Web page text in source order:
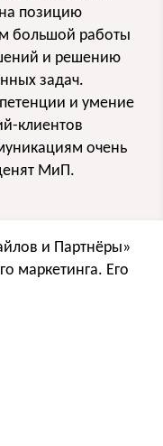
позицию
большой работы
и решению
задач.
и умение
клиентов
очень
МиП.
и Партнёры»
маркетинга. Его